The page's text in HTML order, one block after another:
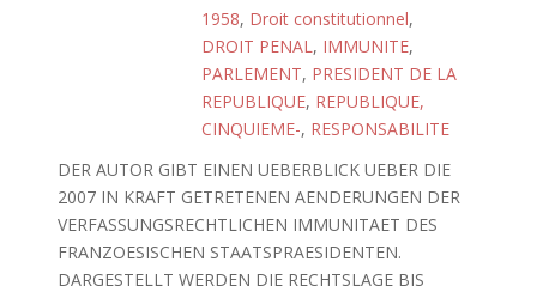
1958, Droit constitutionnel,
DROIT PENAL, IMMUNITE,
PARLEMENT, PRESIDENT DE LA
REPUBLIQUE, REPUBLIQUE,
CINQUIEME-, RESPONSABILITE
DER AUTOR GIBT EINEN UEBERBLICK UEBER DIE
2007 IN KRAFT GETRETENEN AENDERUNGEN DER
VERFASSUNGSRECHTLICHEN IMMUNITAET DES
FRANZOESISCHEN STAATSPRAESIDENTEN.
DARGESTELLT WERDEN DIE RECHTSLAGE BIS